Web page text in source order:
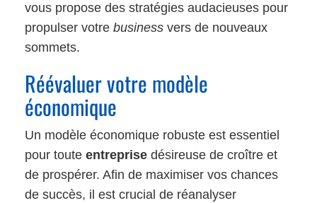
vous propose des stratégies audacieuses pour
propulser votre business vers de nouveaux
sommets.
Réévaluer votre modèle
économique
Un modèle économique robuste est essentiel
pour toute entreprise désireuse de croître et
de prospérer. Afin de maximiser vos chances
de succès, il est crucial de réanalyser